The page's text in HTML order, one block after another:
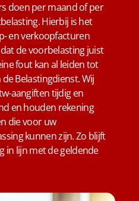
doen per maand of per
Hierbij is het
en verkoopfacturen
de voorbelasting juist
fout kan al leiden tot
Belastingdienst. Wij
aangiften tijdig en
en houden rekening
die voor uw
kunnen zijn. Zo blijft
in lijn met de geldende